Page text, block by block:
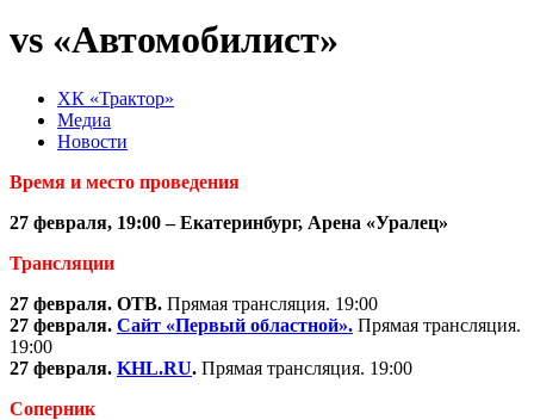
vs «Автомобилист»
ХК «Трактор»
Медиа
Новости
Время и место проведения
27 февраля, 19:00 – Екатеринбург, Арена «Уралец»
Трансляции
27 февраля. ОТВ. Прямая трансляция. 19:00
27 февраля. Сайт «Первый областной». Прямая трансляция.
19:00
27 февраля. KHL.RU. Прямая трансляция. 19:00
Соперник